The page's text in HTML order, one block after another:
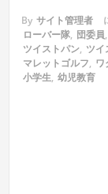
By サイト管理者
ローバー隊, 団委員,
ツイストパン, ツイ
マレットゴルフ, ワ
小学生, 幼児教育